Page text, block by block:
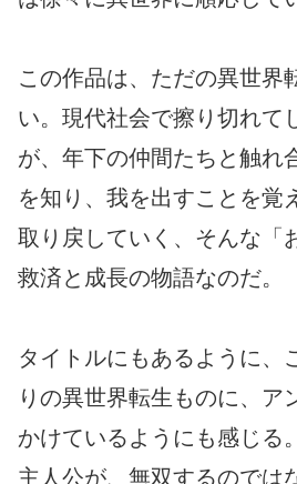
この作品は、ただの異世界
い。現代社会で擦り切れて
が、年下の仲間たちと触れ
を知り、我を出すことを覚
取り戻していく、そんな「
救済と成長の物語なのだ。
タイトルにもあるように、
りの異世界転生ものに、ア
かけているようにも感じる
主人公が、無双するのでは